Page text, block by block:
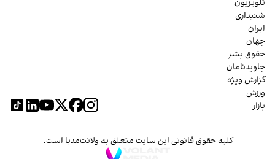
شنیداری
ایران
جهان
حقوق بشر
جاویدنامان
گزارش ویژه
ورزش
بازار
کلیه حقوق قانونی این سایت متعلق به ولانت‌مدیا است.